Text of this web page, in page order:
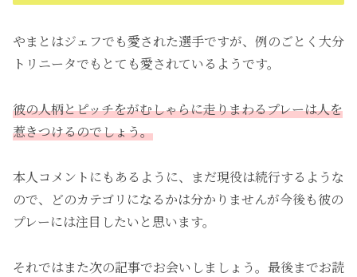
やまとはジェフでも愛された選手ですが、例のごとく大分
トリニータでもとても愛されているようです。
彼の人柄とピッチをがむしゃらに走りまわるプレーは人を
惹きつけるのでしょう。
本人コメントにもあるように、まだ現役は続行するような
ので、どのカテゴリになるかは分かりませんが今後も彼の
プレーには注目したいと思います。
それではまた次の記事でお会いしましょう。最後までお読